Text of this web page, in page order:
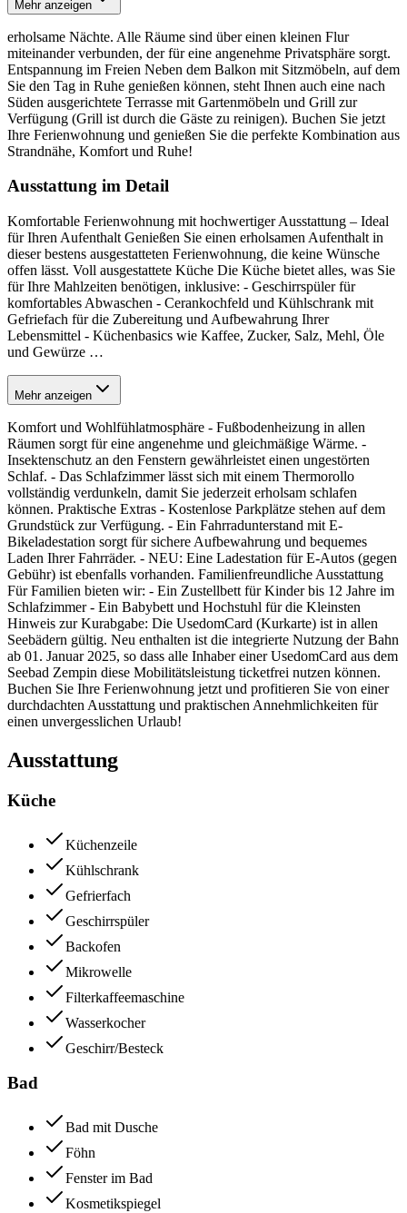
Mehr anzeigen
erholsame Nächte. Alle Räume sind über einen kleinen Flur
miteinander verbunden, der für eine angenehme Privatsphäre sorgt.
Entspannung im Freien Neben dem Balkon mit Sitzmöbeln, auf dem
Sie den Tag in Ruhe genießen können, steht Ihnen auch eine nach
Süden ausgerichtete Terrasse mit Gartenmöbeln und Grill zur
Verfügung (Grill ist durch die Gäste zu reinigen). Buchen Sie jetzt
Ihre Ferienwohnung und genießen Sie die perfekte Kombination aus
Strandnähe, Komfort und Ruhe!
Ausstattung im Detail
Komfortable Ferienwohnung mit hochwertiger Ausstattung – Ideal
für Ihren Aufenthalt Genießen Sie einen erholsamen Aufenthalt in
dieser bestens ausgestatteten Ferienwohnung, die keine Wünsche
offen lässt. Voll ausgestattete Küche Die Küche bietet alles, was Sie
für Ihre Mahlzeiten benötigen, inklusive: - Geschirrspüler für
komfortables Abwaschen - Cerankochfeld und Kühlschrank mit
Gefriefach für die Zubereitung und Aufbewahrung Ihrer
Lebensmittel - Küchenbasics wie Kaffee, Zucker, Salz, Mehl, Öle
und Gewürze …
Mehr anzeigen
Komfort und Wohlfühlatmosphäre - Fußbodenheizung in allen
Räumen sorgt für eine angenehme und gleichmäßige Wärme. -
Insektenschutz an den Fenstern gewährleistet einen ungestörten
Schlaf. - Das Schlafzimmer lässt sich mit einem Thermorollo
vollständig verdunkeln, damit Sie jederzeit erholsam schlafen
können. Praktische Extras - Kostenlose Parkplätze stehen auf dem
Grundstück zur Verfügung. - Ein Fahrradunterstand mit E-
Bikeladestation sorgt für sichere Aufbewahrung und bequemes
Laden Ihrer Fahrräder. - NEU: Eine Ladestation für E-Autos (gegen
Gebühr) ist ebenfalls vorhanden. Familienfreundliche Ausstattung
Für Familien bieten wir: - Ein Zustellbett für Kinder bis 12 Jahre im
Schlafzimmer - Ein Babybett und Hochstuhl für die Kleinsten
Hinweis zur Kurabgabe: Die UsedomCard (Kurkarte) ist in allen
Seebädern gültig. Neu enthalten ist die integrierte Nutzung der Bahn
ab 01. Januar 2025, so dass alle Inhaber einer UsedomCard aus dem
Seebad Zempin diese Mobilitätsleistung ticketfrei nutzen können.
Buchen Sie Ihre Ferienwohnung jetzt und profitieren Sie von einer
durchdachten Ausstattung und praktischen Annehmlichkeiten für
einen unvergesslichen Urlaub!
Ausstattung
Küche
Küchenzeile
Kühlschrank
Gefrierfach
Geschirrspüler
Backofen
Mikrowelle
Filterkaffeemaschine
Wasserkocher
Geschirr/Besteck
Bad
Bad mit Dusche
Föhn
Fenster im Bad
Kosmetikspiegel